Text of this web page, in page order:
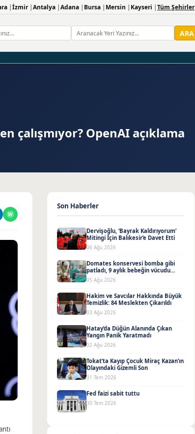
İzmir Antalya Adana Bursa Mersin Kayseri Tüm Şehirler
ARA
çalışmıyor? OpenAI açıklama
W
Son Haberler
Dervişoğlu, ‘Bayrak Kaldırıyorum’
Mitingi İçin Balıkesir’e Davet Etti
06 Ağu 2026
Domates konservesi bomba gibi
patladı, 9 aylık bebeğin vücudu
yandı
05 Ağu 2026
Hakim ve Savcılar Hakkında Büyük
Temizlik: 84 Meslekten Çıkarıldı
03 Ağu 2026
Hatay’da Düğün Alanında Çıkan
Yangın Panik Yaratmadı
02 Ağu 2026
Tokat’ta Kayıp Çocuk Miraç Kazan’ın
Olayındaki Gizemli Son
31 Tem 2026
Fed faizi sabit tuttu
30 Tem 2026